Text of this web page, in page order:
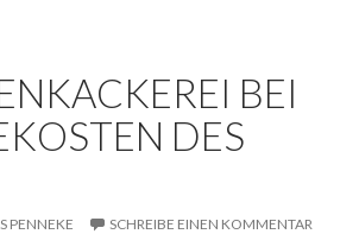
BEI
DES
PENNEKE SCHREIBE EINEN KOMMENTAR